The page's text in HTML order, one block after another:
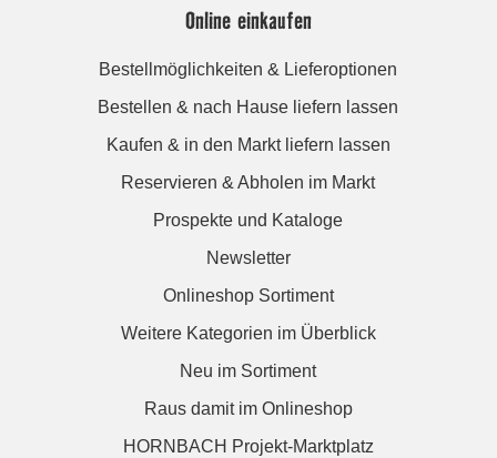
Online einkaufen
Bestellmöglichkeiten & Lieferoptionen
Bestellen & nach Hause liefern lassen
Kaufen & in den Markt liefern lassen
Reservieren & Abholen im Markt
Prospekte und Kataloge
Newsletter
Onlineshop Sortiment
Weitere Kategorien im Überblick
Neu im Sortiment
Raus damit im Onlineshop
HORNBACH Projekt-Marktplatz